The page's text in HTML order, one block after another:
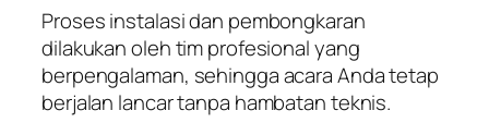
Proses instalasi dan pembongkaran
dilakukan oleh tim profesional yang
berpengalaman, sehingga acara Anda tetap
berjalan lancar tanpa hambatan teknis.